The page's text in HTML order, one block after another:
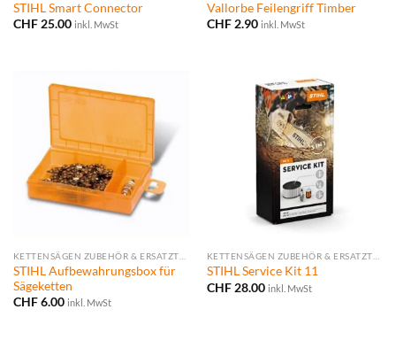
STIHL Smart Connector
CHF25.00 inkl. MwSt
Vallorbe Feilengriff Timber
CHF2.90 inkl. MwSt
STIHL Aufbewahrungsbox für
Sägeketten
CHF6.00 inkl. MwSt
STIHL Service Kit 11
CHF28.00 inkl. MwSt